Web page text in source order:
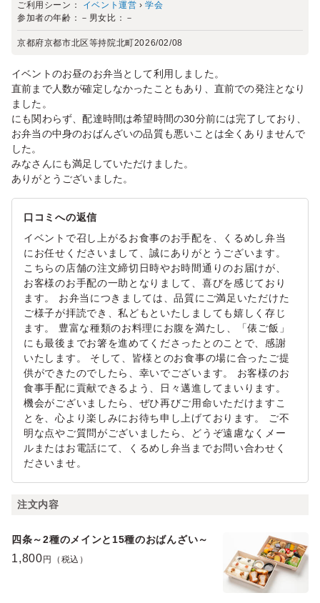
ご利用シーン： イベント運営 ›学会
参加者の年齢： － 男女比： －
京都府京都市北区等持院北町2026/02/08
イベントのお昼のお弁当として利用しました。
直前まで人数が確定しなかったこともあり、直前での発注となり
ました。
にも関わらず、配達時間は希望時間の30分前には完了しており、
お弁当の中身のおばんざいの品質も悪いことは全くありませんで
した。
みなさんにも満足していただけました。
ありがとうございました。
口コミへの返信
イベントで召し上がるお食事のお手配を、くるめし弁当
にお任せくださいまして、誠にありがとうございます。
こちらの店舗の注文締切日時やお時間通りのお届けが、
お客様のお手配の一助となりまして、喜びを感じており
ます。 お弁当につきましては、品質にご満足いただけた
ご様子が拝読でき、私どもといたしましても嬉しく存じ
ます。 豊富な種類のお料理にお腹を満たし、「俵ご飯」
にも最後までお箸を進めてくださったとのことで、感謝
いたします。 そして、皆様とのお食事の場に合ったご提
供ができたのでしたら、幸いでございます。 お客様のお
食事手配に貢献できるよう、日々邁進してまいります。
機会がございましたら、ぜひ再びご用命いただけますこ
とを、心より楽しみにお待ち申し上げております。 ご不
明な点やご質問がございましたら、どうぞ遠慮なくメー
ルまたはお電話にて、くるめし弁当までお問い合わせく
ださいませ。
注文内容
四条～2種のメインと15種のおばんざい～
1,800 円（税込）